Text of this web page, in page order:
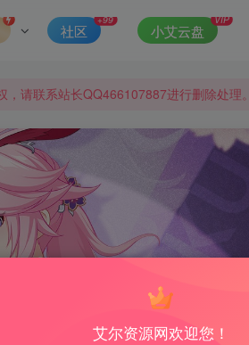
社区
+99
小艾云盘
VIP
请联系站长QQ466107887进行删除处理。
艾尔资源网欢迎您！